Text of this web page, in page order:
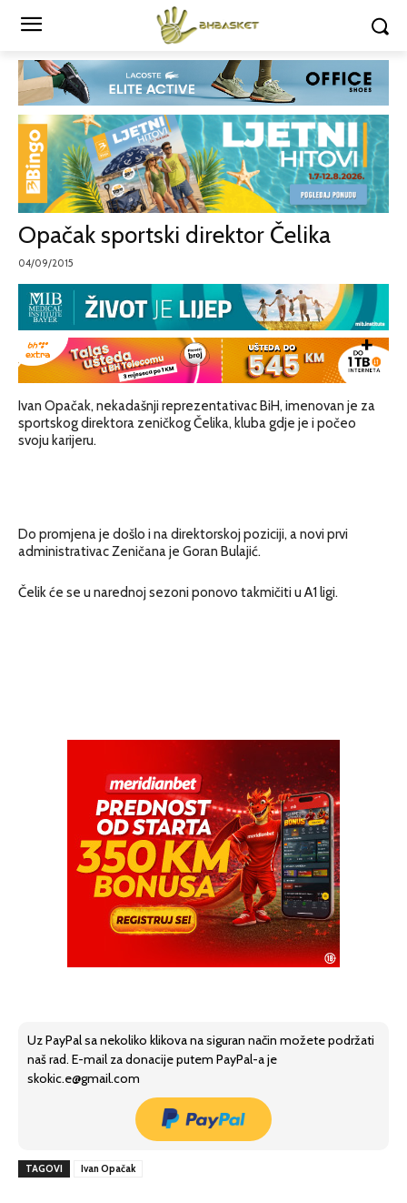
Opačak sportski direktor Čelika
04/09/2015
Ivan Opačak, nekadašnji reprezentativac BiH, imenovan je za
sportskog direktora zeničkog Čelika, kluba gdje je i počeo
svoju karijeru.
Do promjena je došlo i na direktorskoj poziciji, a novi prvi
administrativac Zeničana je Goran Bulajić.
Čelik će se u narednoj sezoni ponovo takmičiti u A1 ligi.
Uz PayPal sa nekoliko klikova na siguran način možete podržati
naš rad. E-mail za donacije putem PayPal-a je
skokic.e@gmail.com
TAGOVI Ivan Opačak